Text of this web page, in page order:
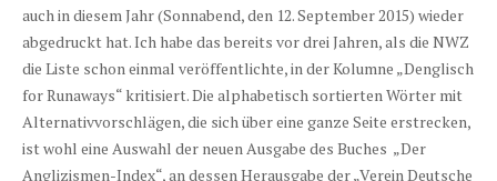
auch in diesem Jahr (Sonnabend, den 12. September 2015) wieder
abgedruckt hat. Ich habe das bereits vor drei Jahren, als die NWZ
die Liste schon einmal veröffentlichte, in der Kolumne „Denglisch
for Runaways“ kritisiert. Die alphabetisch sortierten Wörter mit
Alternativvorschlägen, die sich über eine ganze Seite erstrecken,
ist wohl eine Auswahl der neuen Ausgabe des Buches „Der
Anglizismen-Index“, an dessen Herausgabe der „Verein Deutsche